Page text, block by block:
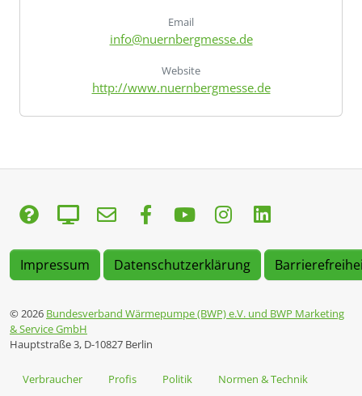
Email
info@nuernbergmesse.de
Website
http://www.nuernbergmesse.de
Impressum Datenschutzerklärung
© 2026 Bundesverband Wärmepumpe (BWP) e.V. und BWP Marketing
& Service GmbH
Hauptstraße 3, D-10827 Berlin
Verbraucher Profis Politik Normen & Technik